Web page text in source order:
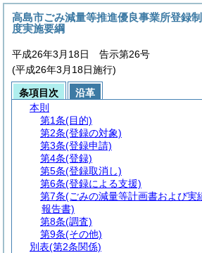
高島市ごみ減量等推進優良事業所登録制
度実施要綱
平成26年3月18日 告示第26号
(平成26年3月18日施行)
条項目次
沿革
本則
第1条(目的)
第2条(登録の対象)
第3条(登録申請)
第4条(登録)
第5条(登録取消し)
第6条(登録による支援)
第7条(ごみの減量等計画書および実
報告書)
第8条(調査)
第9条(その他)
別表(第2条関係)